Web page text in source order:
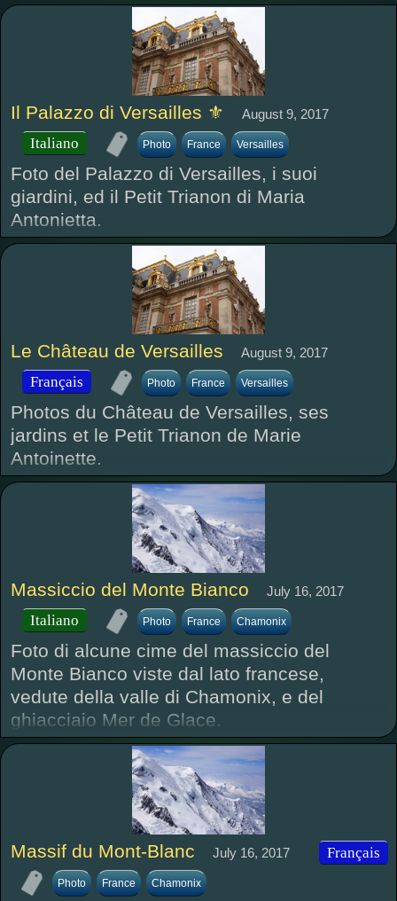
Il Palazzo di Versailles ⚜ August 9, 2017
Italiano Photo France Versailles
Foto del Palazzo di Versailles, i suoi
giardini, ed il Petit Trianon di Maria
Antonietta.
Le Château de Versailles August 9, 2017
Français Photo France Versailles
Photos du Château de Versailles, ses
jardins et le Petit Trianon de Marie
Antoinette.
Massiccio del Monte Bianco July 16, 2017
Italiano Photo France Chamonix
Foto di alcune cime del massiccio del
Monte Bianco viste dal lato francese,
vedute della valle di Chamonix, e del
ghiacciaio Mer de Glace.
Massif du Mont-Blanc July 16, 2017 Français
Photo France Chamonix